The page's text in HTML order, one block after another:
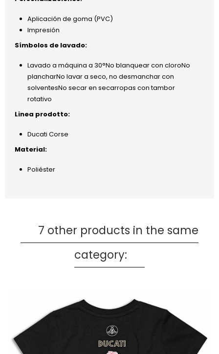
Aplicación de goma (PVC)
Impresión
Símbolos de lavado:
Lavado a máquina a 30°No blanquear con cloroNo
plancharNo lavar a seco, no desmanchar con
solventesNo secar en secarropas con tambor
rotativo
Linea prodotto:
Ducati Corse
Material:
Poliéster
7 other products in the same
category: